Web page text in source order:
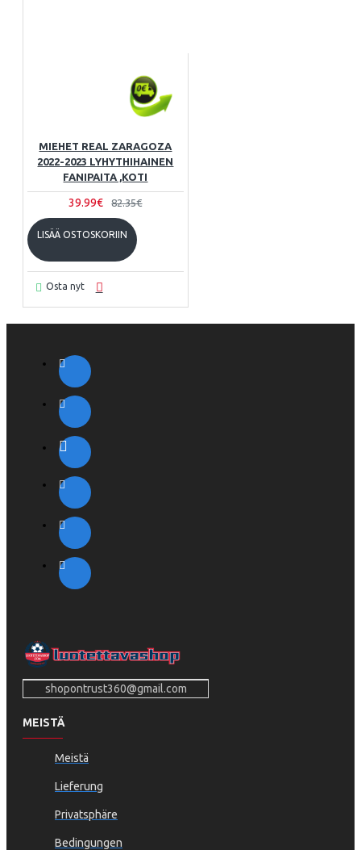
MIEHET REAL ZARAGOZA
2022-2023 LYHYTHIHAINEN
FANIPAITA ,KOTI
39.99€ 82.35€
LISÄÄ OSTOSKORIIN
Osta nyt
shopontrust360@gmail.com
MEISTÄ
Meistä
Lieferung
Privatsphäre
Bedingungen